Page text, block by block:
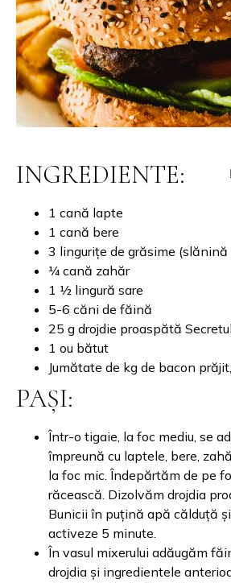
INGREDIENTE:
1 cană lapte
1 cană bere
3 lingurițe de grăsime (slănină
¼ cană zahăr
1 ½ lingură sare
5-6 căni de făină
25 g drojdie proaspătă
1 ou bătut
Jumătate de kg de bacon
PAȘI:
Într-o tigaie, la foc mediu, se
împreună cu laptele, bere,
la foc mic. Îndepărtăm de pe
răcească. Dizolvăm drojdia
Bunicii în puțină apă călduță
activeze 5 minute.
În vasul mixerului adăugăm
drojdia și ingredientele